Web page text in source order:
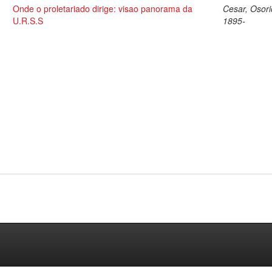
Onde o proletariado dirige: visao panorama da
U.R.S.S
Cesar,
1895-